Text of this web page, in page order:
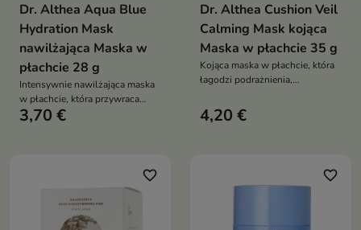
Dr. Althea Aqua Blue
Hydration Mask
nawilżająca Maska w
płachcie 28 g
Intensywnie nawilżająca maska
w płachcie, która przywraca
komfort odwodnionej skórze,
3,70 €
Dr. Althea Cushion Veil
Calming Mask kojąca
Maska w płachcie 35 g
Kojąca maska w płachcie, która
łagodzi podrażnienia,
pomaga zmniejszyć
zaczerwienienia
4,20 €
favorite_border favorite_border